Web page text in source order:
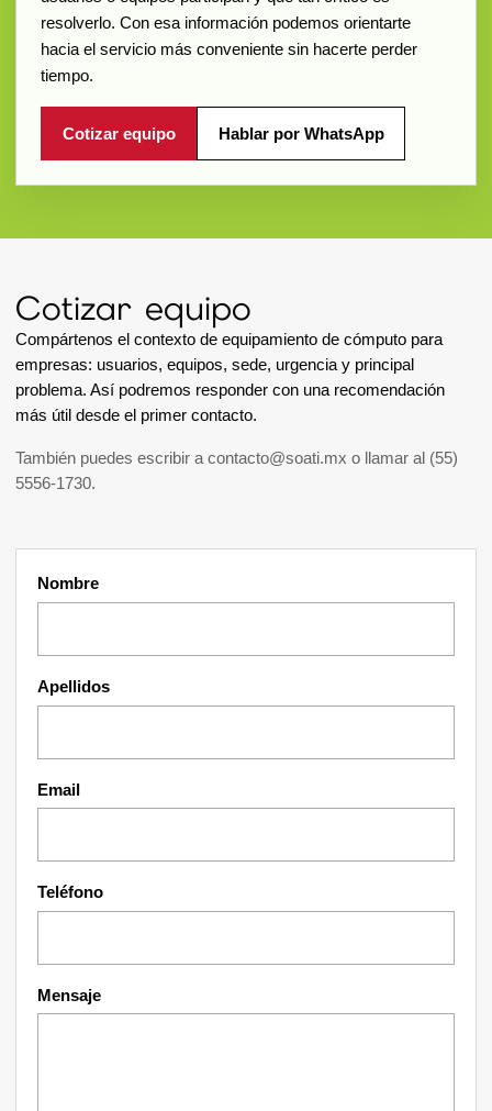
resolverlo. Con esa información podemos orientarte
hacia el servicio más conveniente sin hacerte perder
tiempo.
Cotizar equipo Hablar por WhatsApp
Cotizar equipo
Compártenos el contexto de equipamiento de cómputo para
empresas: usuarios, equipos, sede, urgencia y principal
problema. Así podremos responder con una recomendación
más útil desde el primer contacto.
También puedes escribir a contacto@soati.mx o llamar al (55)
5556-1730.
Nombre
Apellidos
Email
Teléfono
Mensaje